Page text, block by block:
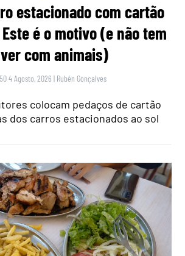
estacionado com cartão
é o motivo (e não tem
com animais)
4 Agosto, 2026 | Rubén Gonçalves
colocam pedaços de cartão
dos carros estacionados ao sol